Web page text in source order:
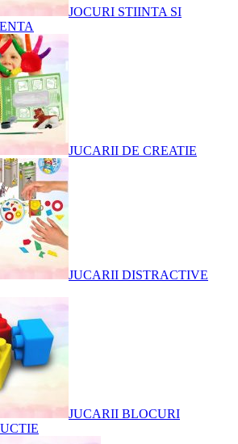
JOCURI STIINTA SI
JUCARII DE CREATIE
JUCARII DISTRACTIVE
JUCARII BLOCURI